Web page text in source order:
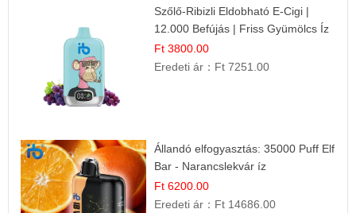
Szőlő-Ribizli Eldobható E-Cigi |
12.000 Befújás | Friss Gyümölcs Íz
Ft 3800.00
Eredeti ár： Ft 7251.00
Állandó elfogyasztás: 35000 Puff Elf
Bar - Narancslekvár íz
Ft 6200.00
Eredeti ár： Ft 14686.00